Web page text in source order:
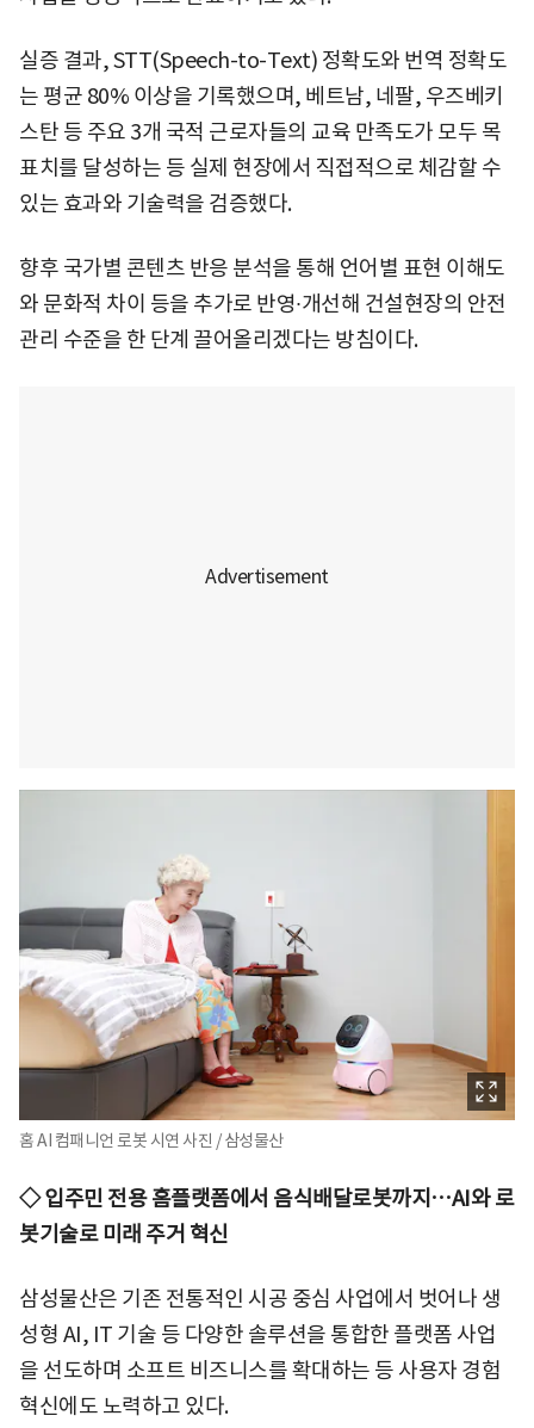
실증 결과, STT(Speech-to-Text) 정확도와 번역 정확도
는 평균 80% 이상을 기록했으며, 베트남, 네팔, 우즈베키
스탄 등 주요 3개 국적 근로자들의 교육 만족도가 모두 목
표치를 달성하는 등 실제 현장에서 직접적으로 체감할 수
있는 효과와 기술력을 검증했다.
향후 국가별 콘텐츠 반응 분석을 통해 언어별 표현 이해도
와 문화적 차이 등을 추가로 반영∙개선해 건설현장의 안전
관리 수준을 한 단계 끌어올리겠다는 방침이다.
홈 AI 컴패니언 로봇 시연 사진 / 삼성물산
◇ 입주민 전용 홈플랫폼에서 음식배달로봇까지…AI와 로
봇기술로 미래 주거 혁신
삼성물산은 기존 전통적인 시공 중심 사업에서 벗어나 생
성형 AI, IT 기술 등 다양한 솔루션을 통합한 플랫폼 사업
을 선도하며 소프트 비즈니스를 확대하는 등 사용자 경험
혁신에도 노력하고 있다.